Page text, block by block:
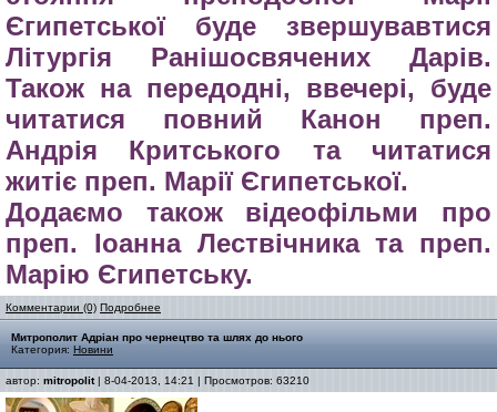
Єгипетської буде звершувавтися
Літургія Ранішосвячених Дарів.
Також на передодні, ввечері, буде
читатися повний Канон преп.
Андрія Критського та читатися
житіє преп. Марії Єгипетської.
Додаємо також відеофільми про
преп. Іоанна Лествічника та преп.
Марію Єгипетську.
Комментарии (0) Подробнее
Митрополит Адріан про чернецтво та шлях до нього
Категория: Новини
автор: mitropolit| 8-04-2013, 14:21 | Просмотров: 63210